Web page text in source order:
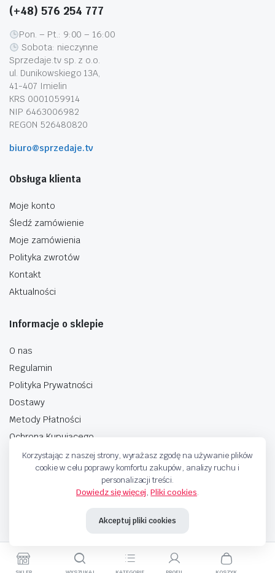
(+48) 576 254 777
Pon. – Pt.: 9:00 – 16:00
Sobota: nieczynne
Sprzedaje.tv sp. z o.o.
ul. Dunikowskiego 13A,
41-407 Imielin
KRS 0001059914
NIP 6463006982
REGON 526480820
biuro@sprzedaje.tv
Obsługa klienta
Moje konto
Śledź zamówienie
Moje zamówienia
Polityka zwrotów
Kontakt
Aktualności
Informacje o sklepie
O nas
Regulamin
Polityka Prywatności
Dostawy
Metody Płatności
Ochrona Kupującego
Metody Płatnosci
Korzystając z naszej strony, wyrażasz zgodę na używanie plików
cookie w celu poprawy komfortu zakupów, analizy ruchu i
personalizacji treści.
Dowiedz się więcej,Pliki cookies.
Akceptuj pliki cookies